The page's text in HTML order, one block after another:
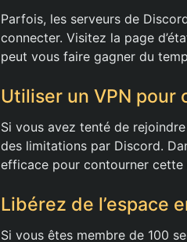
Parfois, les serveurs de
connecter. Visitez la page
peut vous faire gagner du
Utiliser un VPN
Si vous avez tenté de
des limitations par Discord.
efficace pour contourner
Libérez de l’espace
Si vous êtes membre de 100